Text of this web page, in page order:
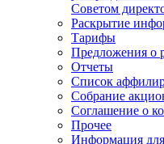
Советом
Раскрытие
Тарифы
Предложения о
Отчеты
Список
Собрание
Соглашение о
Прочее
Информация